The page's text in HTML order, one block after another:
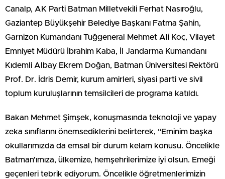
Canalp, AK Parti Batman Milletvekili Ferhat Nasıroğlu,
Gaziantep Büyükşehir Belediye Başkanı Fatma Şahin,
Garnizon Kumandanı Tuğgeneral Mehmet Ali Koç, Vilayet
Emniyet Müdürü İbrahim Kaba, İl Jandarma Kumandanı
Kıdemli Albay Ekrem Doğan, Batman Üniversitesi Rektörü
Prof. Dr. İdris Demir, kurum amirleri, siyasi parti ve sivil
toplum kuruluşlarının temsilcileri de programa katıldı.
Bakan Mehmet Şimşek, konuşmasında teknoloji ve yapay
zeka sınıflarını önemsediklerini belirterek, “Eminim başka
okullarımızda da emsal bir durum kelam konusu. Öncelikle
Batman’ımıza, ülkemize, hemşehrilerimize iyi olsun. Emeği
geçenleri tebrik ediyorum. Öncelikle öğretmenlerimizin